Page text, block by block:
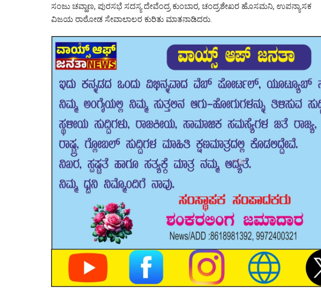
ಸಂಜು ಚವ್ಹಾಣ, ಪುರಸಭೆ ಸದಸ್ಯ ದೇವೆಂದ್ರ ಕುಂಬಾರ, ಚಂದ್ರಶೇಖರ ಹೊಸಮನಿ, ಉಪನ್ಯಾಸಕ
ವಿಜಯ ರಾಠೋಡ ಸೇವಾಲಾಲರ ಕುರಿತು ಮಾತನಾಡಿದರು.